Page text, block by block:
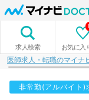
求人検索 お気に入
医師求人・転職のマイナ
非常勤(アルバイト)